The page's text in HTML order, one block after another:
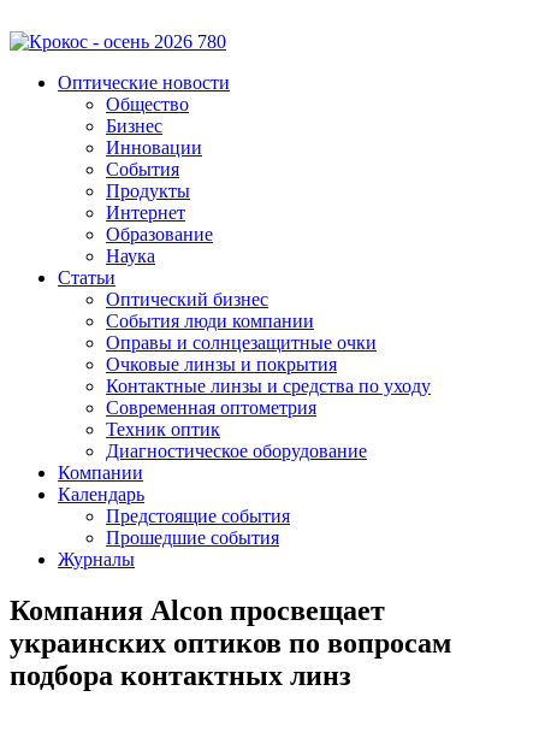
Оптические новости
Общество
Бизнес
Инновации
События
Продукты
Интернет
Образование
Наука
Статьи
Оптический бизнес
События люди компании
Оправы и солнцезащитные очки
Очковые линзы и покрытия
Контактные линзы и средства по уходу
Современная оптометрия
Техник оптик
Диагностическое оборудование
Компании
Календарь
Предстоящие события
Прошедшие события
Журналы
Компания Alcon просвещает
украинских оптиков по вопросам
подбора контактных линз